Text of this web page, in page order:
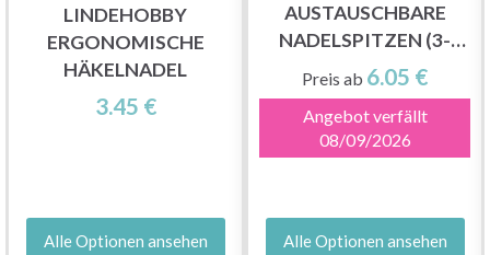
LINDEHOBBY
ERGONOMISCHE
HÄKELNADEL
3.45 €
Alle Optionen ansehen
AUSTAUSCHBARE
NADELSPITZEN (3-
15.00MM)
Preis ab 6.05 €
Angebot verfällt
08/09/2026
Alle Optionen ansehen